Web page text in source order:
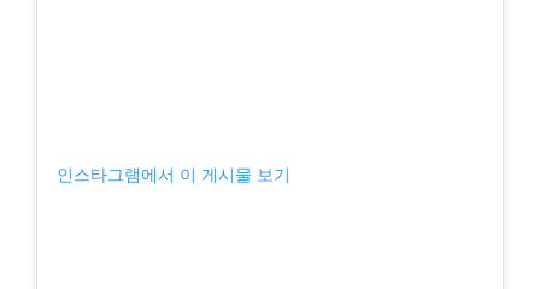
인스타그램에서 이 게시물 보기